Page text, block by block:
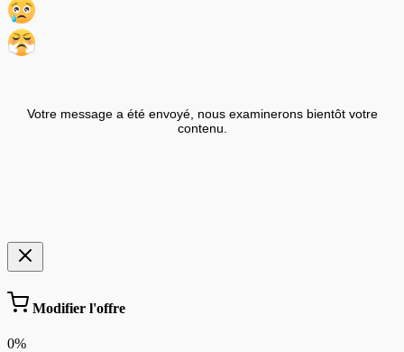
Votre message a été envoyé, nous examinerons bientôt votre
contenu.
Modifier l'offre
0%